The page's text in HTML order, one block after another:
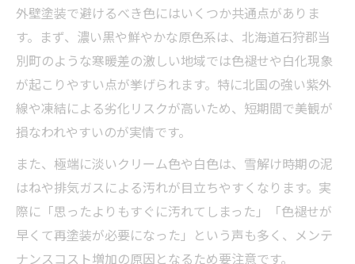
外壁塗装で避けるべき色にはいくつか共通点がありま
す。まず、濃い黒や鮮やかな原色系は、北海道石狩郡当
別町のような寒暖差の激しい地域では色褪せや白化現象
が起こりやすい点が挙げられます。特に北国の強い紫外
線や凍結による劣化リスクが高いため、短期間で美観が
損なわれやすいのが実情です。
また、極端に淡いクリーム色や白色は、雪解け時期の泥
はねや排気ガスによる汚れが目立ちやすくなります。実
際に「思ったよりもすぐに汚れてしまった」「色褪せが
早くて再塗装が必要になった」という声も多く、メンテ
ナンスコスト増加の原因となるため要注意です。